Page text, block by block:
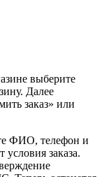
выберите
Далее
заказ» или
ФИО, телефон и
заказа.